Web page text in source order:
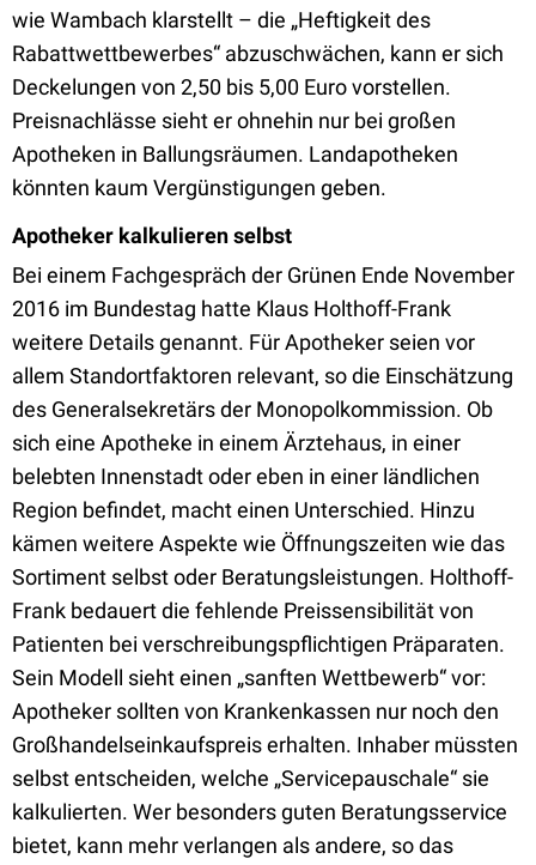
wie Wambach klarstellt – die „Heftigkeit des
Rabattwettbewerbes“ abzuschwächen, kann er sich
Deckelungen von 2,50 bis 5,00 Euro vorstellen.
Preisnachlässe sieht er ohnehin nur bei großen
Apotheken in Ballungsräumen. Landapotheken
könnten kaum Vergünstigungen geben.
Apotheker kalkulieren selbst
Bei einem Fachgespräch der Grünen Ende November
2016 im Bundestag hatte Klaus Holthoff-Frank
weitere Details genannt. Für Apotheker seien vor
allem Standortfaktoren relevant, so die Einschätzung
des Generalsekretärs der Monopolkommission. Ob
sich eine Apotheke in einem Ärztehaus, in einer
belebten Innenstadt oder eben in einer ländlichen
Region befindet, macht einen Unterschied. Hinzu
kämen weitere Aspekte wie Öffnungszeiten wie das
Sortiment selbst oder Beratungsleistungen. Holthoff-
Frank bedauert die fehlende Preissensibilität von
Patienten bei verschreibungspflichtigen Präparaten.
Sein Modell sieht einen „sanften Wettbewerb“ vor:
Apotheker sollten von Krankenkassen nur noch den
Großhandelseinkaufspreis erhalten. Inhaber müssten
selbst entscheiden, welche „Servicepauschale“ sie
kalkulierten. Wer besonders guten Beratungsservice
bietet, kann mehr verlangen als andere, so das